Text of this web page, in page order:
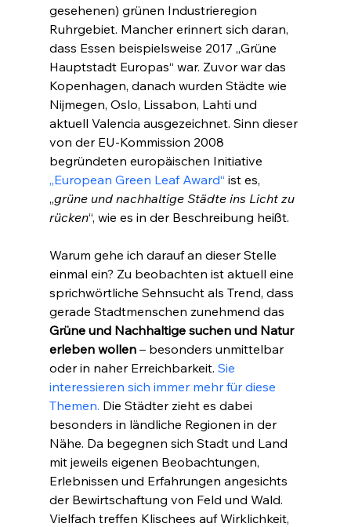
gesehenen) grünen Industrieregion
Ruhrgebiet. Mancher erinnert sich daran,
dass Essen beispielsweise 2017 „Grüne
Hauptstadt Europas“ war. Zuvor war das
Kopenhagen, danach wurden Städte wie
Nijmegen, Oslo, Lissabon, Lahti und
aktuell Valencia ausgezeichnet. Sinn dieser
von der EU-Kommission 2008
begründeten europäischen Initiative
„European Green Leaf Award“ ist es,
„grüne und nachhaltige Städte ins Licht zu
rücken“, wie es in der Beschreibung heißt.
Warum gehe ich darauf an dieser Stelle
einmal ein? Zu beobachten ist aktuell eine
sprichwörtliche Sehnsucht als Trend, dass
gerade Stadtmenschen zunehmend das
Grüne und Nachhaltige suchen und Natur
erleben wollen – besonders unmittelbar
oder in naher Erreichbarkeit. Sie
interessieren sich immer mehr für diese
Themen. Die Städter zieht es dabei
besonders in ländliche Regionen in der
Nähe. Da begegnen sich Stadt und Land
mit jeweils eigenen Beobachtungen,
Erlebnissen und Erfahrungen angesichts
der Bewirtschaftung von Feld und Wald.
Vielfach treffen Klischees auf Wirklichkeit,